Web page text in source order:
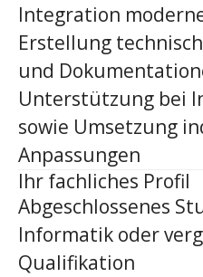
Integration
Erstellung
und
Unterstützung bei
sowie Umsetzung
Anpassungen
Ihr fachliches Profil
Abgeschlossenes
Informatik oder
Qualifikation